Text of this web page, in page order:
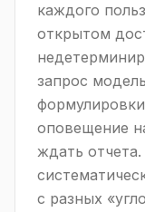
каждого
открытом
запрос
оповещение
ждать
с разных